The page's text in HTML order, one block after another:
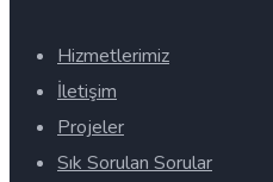
Hizmetlerimiz
İletişim
Projeler
Sık Sorulan Sorular